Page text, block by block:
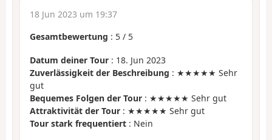
18 Jun 2023 um 19:37
Gesamtbewertung : 5 / 5
Datum deiner Tour : 18. Jun 2023
Zuverlässigkeit der Beschreibung : ★★★★★ Sehr
gut
Bequemes Folgen der Tour : ★★★★★ Sehr gut
Attraktivität der Tour : ★★★★★ Sehr gut
Tour stark frequentiert : Nein